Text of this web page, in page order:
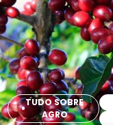
TUDO SOBRE
AGRO